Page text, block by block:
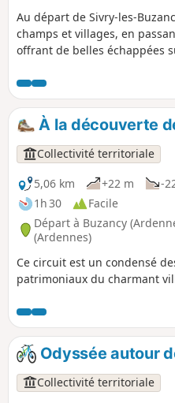
Au départ de Sivry-les-
champs et villages, en
offrant de belles échappées
dévoile au fil de la marche,
patrimoniale à cette
Idéale pour les amateurs de
découvertes locales.
À la découverte
Collectivité territoriale
5,06 km
+22 m
-
1h 30
Facile
Départ à Buzancy
(Ardennes)
Ce circuit est un condensé
patrimoniaux du charmant
Odyssée autour
Collectivité territoriale